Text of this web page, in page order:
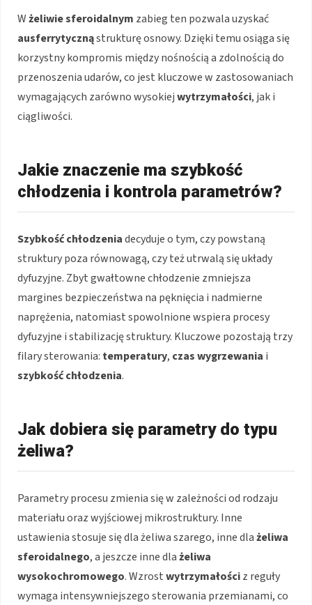
Wżeliwie sferoidalnym zabieg ten pozwala uzyskać
ausferrytycznąstrukturę osnowy. Dzięki temu osiąga się
korzystny kompromis między nośnością a zdolnością do
przenoszenia udarów, co jest kluczowe w zastosowaniach
wymagających zarówno wysokiejwytrzymałości, jak i
ciągliwości.
Jakie znaczenie ma szybkość
chłodzenia i kontrola parametrów?
Szybkość chłodzeniadecyduje o tym, czy powstaną
struktury poza równowagą, czy też utrwalą się układy
dyfuzyjne. Zbyt gwałtowne chłodzenie zmniejsza
margines bezpieczeństwa na pęknięcia i nadmierne
naprężenia, natomiast spowolnione wspiera procesy
dyfuzyjne i stabilizację struktury. Kluczowe pozostają trzy
filary sterowania: temperatury, czas wygrzewania i
szybkość chłodzenia.
Jak dobiera się parametry do typu
żeliwa?
Parametry procesu zmienia się w zależności od rodzaju
materiału oraz wyjściowej mikrostruktury. Inne
ustawienia stosuje się dla żeliwa szarego, inne dlażeliwa
sferoidalnego, a jeszcze inne dlażeliwa
wysokochromowego. Wzrostwytrzymałościz reguły
wymaga intensywniejszego sterowania przemianami, co